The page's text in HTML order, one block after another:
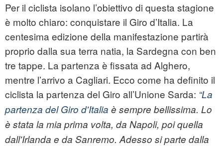
Per il ciclista isolano l’obiettivo di questa stagione
è molto chiaro: conquistare il Giro d’Italia. La
centesima edizione della manifestazione partirà
proprio dalla sua terra natia, la Sardegna con ben
tre tappe. La partenza è fissata ad Alghero,
mentre l’arrivo a Cagliari. Ecco come ha definito il
ciclista la partenza del Giro all’Unione Sarda: “La
partenza del Giro d'Italia è sempre bellissima. Lo
è stata la mia prima volta, da Napoli, poi quella
dall'Irlanda e da Sanremo. Adesso si parte dalla